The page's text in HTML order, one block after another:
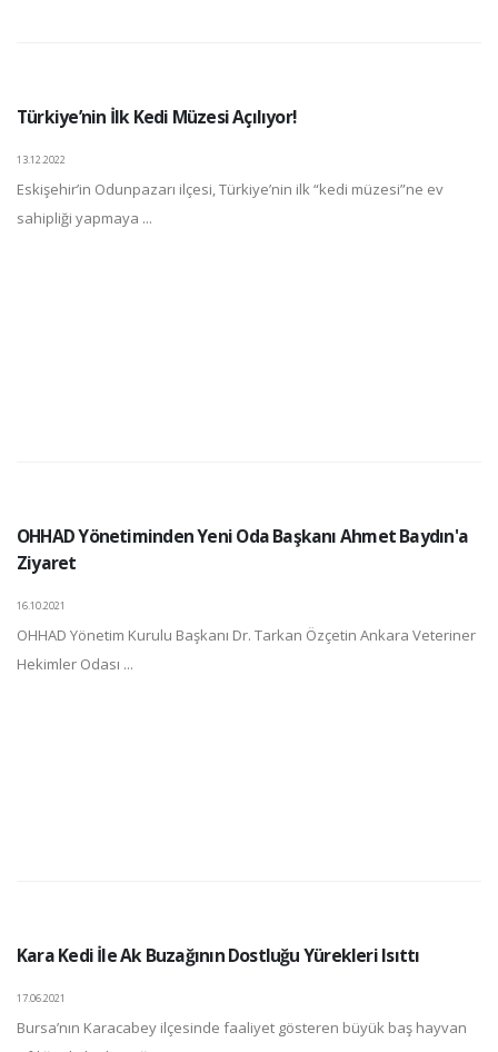
Türkiye’nin İlk Kedi Müzesi Açılıyor!
13.12.2022
Eskişehir’in Odunpazarı ilçesi, Türkiye’nin ilk “kedi müzesi”ne ev
sahipliği yapmaya ...
OHHAD Yönetiminden Yeni Oda Başkanı Ahmet Baydın'a
Ziyaret
16.10.2021
OHHAD Yönetim Kurulu Başkanı Dr. Tarkan Özçetin Ankara Veteriner
Hekimler Odası ...
Kara Kedi İle Ak Buzağının Dostluğu Yürekleri Isıttı
17.06.2021
Bursa’nın Karacabey ilçesinde faaliyet gösteren büyük baş hayvan